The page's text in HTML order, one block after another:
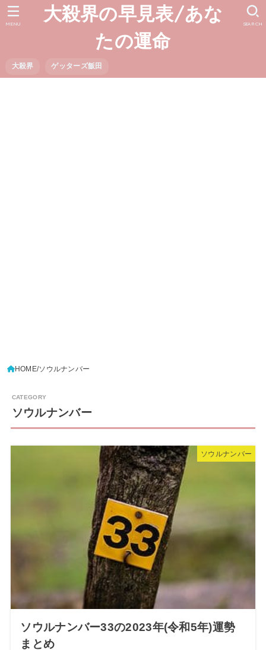
大殺界の早見表/あな
たの運命
大殺界 ゲッターズ飯田
SEARCH
MENU
HOME ソウルナンバー
ソウルナンバー
ソウルナンバー
ソウルナンバー33の2023年(令和5年)運勢
まとめ